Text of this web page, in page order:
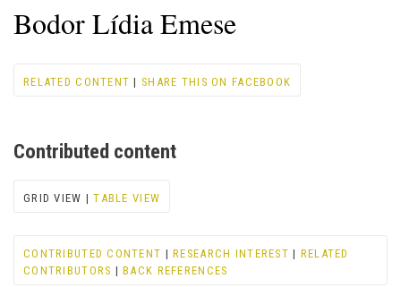
Bodor Lídia Emese
RELATED CONTENT | SHARE THIS ON FACEBOOK
Contributed content
GRID VIEW |TABLE VIEW
CONTRIBUTED CONTENT |RESEARCH INTEREST | RELATED
CONTRIBUTORS |BACK REFERENCES